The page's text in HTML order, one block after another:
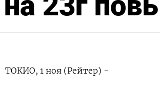
ТОКИО, 1 ноя (Рейтер) -